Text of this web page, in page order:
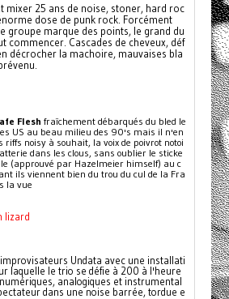
mixer 25 ans de noise, stoner, hard roc
dose de punk rock. Forcément
groupe marque des points, le grand du
commencer. Cascades de cheveux, déf
décrocher la machoire, mauvaises bla
Flesh fraîchement débarqués du bled le
US au beau milieu des 90's mais il n'en
riffs noisy à souhait, la voix de poivrot notoi
dans les clous, sans oublier le sticke
(approuvé par Hazelmeier himself) au c
ils viennent bien du trou du cul de la Fra
la vue
lizard
Undata avec une installati
laquelle le trio se défie à 200 à l'heure
analogiques et instrumental
dans une noise barrée, tordue e